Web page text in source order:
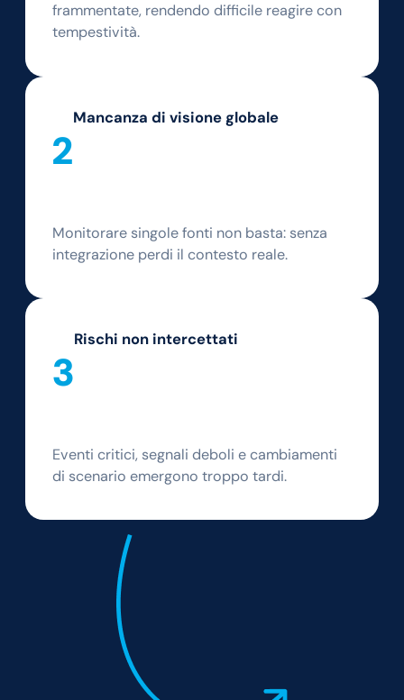
frammentate, rendendo difficile reagire con
tempestività.
2
Mancanza di visione globale
Monitorare singole fonti non basta: senza
integrazione perdi il contesto reale.
3
Rischi non intercettati
Eventi critici, segnali deboli e cambiamenti
di scenario emergono troppo tardi.